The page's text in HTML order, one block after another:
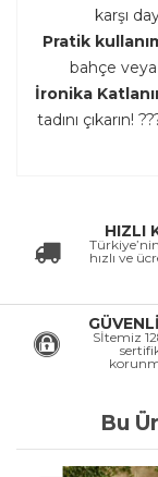
karşı
Pratik
bahçe
İronika
tadını çıkarın!
HIZLI
hızlı ve
Sİtemiz
Bu